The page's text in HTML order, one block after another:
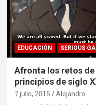
EDUCACIÓN SERIOUS
Afronta los retos
principios de siglo
7 julio, 2015 Alejandro